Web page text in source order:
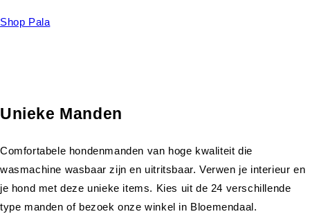
Shop Pala
Unieke Manden
Comfortabele hondenmanden van hoge kwaliteit die
wasmachine wasbaar zijn en uitritsbaar. Verwen je interieur en
je hond met deze unieke items. Kies uit de 24 verschillende
type manden of bezoek onze winkel in Bloemendaal.